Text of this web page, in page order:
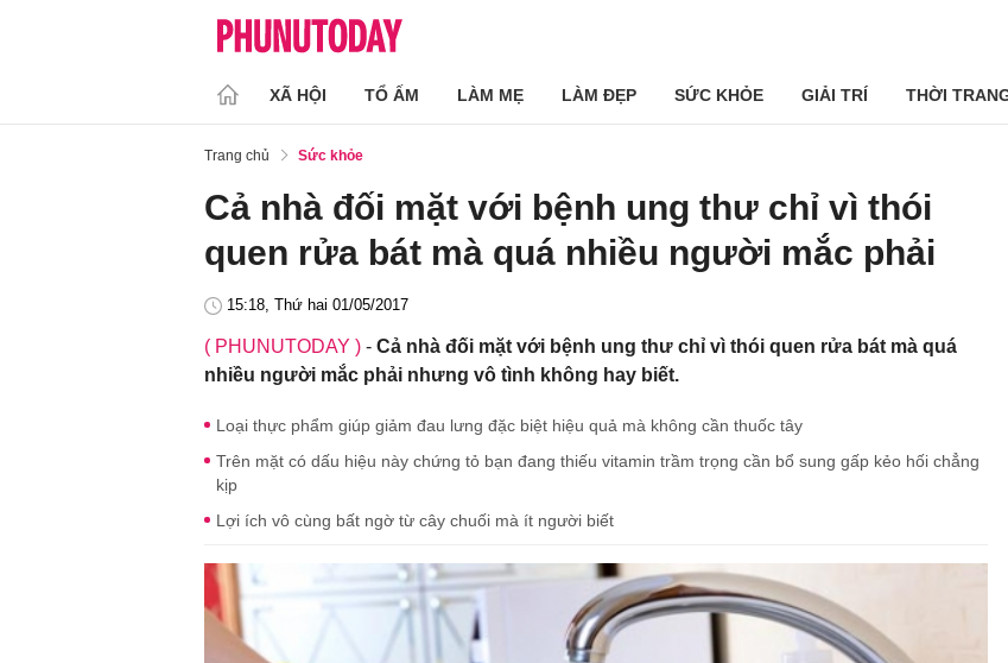
XÃ HỘI TỔ ẤM LÀM MẸ LÀM ĐẸP SỨC KHỎE GIẢI TRÍ THỜI
Trang chủ Sức khỏe
Cả nhà đối mặt với bệnh ung thư chỉ vì thói
quen rửa bát mà quá nhiều người mắc phải
15:18, Thứ hai 01/05/2017
( PHUNUTODAY ) - Cả nhà đối mặt với bệnh ung thư chỉ vì thói quen rửa bát mà quá
nhiều người mắc phải nhưng vô tình không hay biết.
Loại thực phẩm giúp giảm đau lưng đặc biệt hiệu quả mà không cần thuốc tây
Trên mặt có dấu hiệu này chứng tỏ bạn đang thiếu vitamin trầm trọng cần bổ sung gấp kẻo hối chẳng
kịp
Lợi ích vô cùng bất ngờ từ cây chuối mà ít người biết